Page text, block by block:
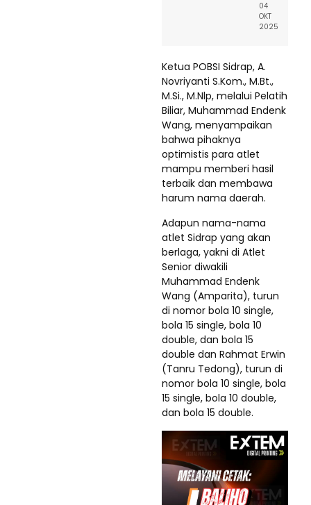
04
OKT
2025
Ketua POBSI Sidrap, A.
Novriyanti S.Kom., M.Bt.,
M.Si., M.Nlp, melalui Pelatih
Biliar, Muhammad Endenk
Wang, menyampaikan
bahwa pihaknya
optimistis para atlet
mampu memberi hasil
terbaik dan membawa
harum nama daerah.
Adapun nama-nama
atlet Sidrap yang akan
berlaga, yakni di Atlet
Senior diwakili
Muhammad Endenk
Wang (Amparita), turun
di nomor bola 10 single,
bola 15 single, bola 10
double, dan bola 15
double dan Rahmat Erwin
(Tanru Tedong), turun di
nomor bola 10 single, bola
15 single, bola 10 double,
dan bola 15 double.